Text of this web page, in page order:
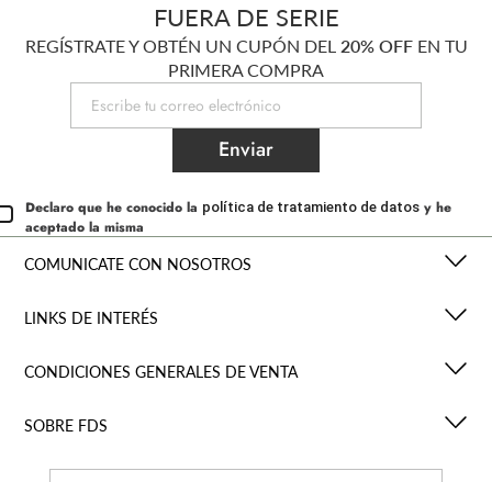
FUERA DE SERIE
REGÍSTRATE Y OBTÉN UN CUPÓN DEL 20% OFFEN TU
PRIMERA COMPRA
Enviar
Declaro que he conocido la política de tratamiento de datos y he
aceptado la misma
COMUNICATE CON NOSOTROS
LINKS DE INTERÉS
CONDICIONES GENERALES DE VENTA
SOBRE FDS